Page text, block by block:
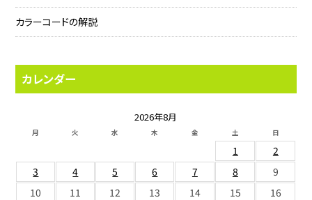
カラーコードの解説
カレンダー
2026年8月
月 火 水 木 金 土 日
1
2
3
4 5 6 7 8
9
10
11 12 13 14 15
16